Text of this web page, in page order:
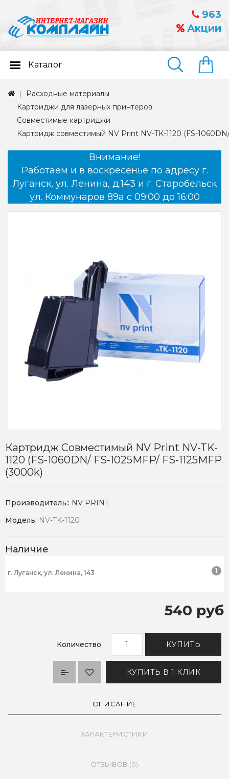
963
Акции
Найти
Каталог
Расходные материалы
Картриджи для лазерных принтеров
Совместимые картриджи
Картридж совместимый NV Print NV-TK-1120 (FS-
Внимание!
Работаем и в воскресенье по адресу г.
Луганск, ул. Ленина, д.143 и г. Старобельск
ул. Коммунаров 89а с 09:00 до 16:00
Картридж Совместимый NV Print NV-TK-
1120 (FS-1060DN/ FS-1025MFP/ FS-1125MFP
(3000k)
Производитель:: NV PRINT
Модель: NV-TK-1120
Наличие
г. Луганск, ул. Ленина, 143 1
540 руб
Количество КУПИТЬ
КУПИТЬ В 1 КЛИК
ОПИСАНИЕ
ХАРАКТЕРИСТИКИ
ОТЗЫВОВ (0)